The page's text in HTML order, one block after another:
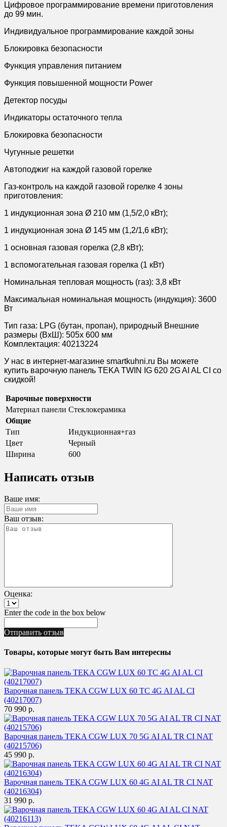
Цифровое программирование времени приготовления
до 99 мин.
Индивидуальное программирование каждой зоны
Блокировка безопасности
Функция управления питанием
Функция повышенной мощности Power
Детектор посуды
Индикаторы остаточного тепла
Блокировка безопасности
Чугунные решетки
Автоподжиг на каждой газовой горелке
Газ-контроль на каждой газовой горелке 4 зоны
приготовления:
1 индукционная зона Ø 210 мм (1,5/2,0 кВт);
1 индукционная зона Ø 145 мм (1,2/1,6 кВт);
1 основная газовая горелка (2,8 кВт);
1 вспомогательная газовая горелка (1 кВт)
Номинальная тепловая мощность (газ): 3,8 кВт
Максимальная номинальная мощность (индукция): 3600
Вт
Тип газа: LPG (бутан, пропан), природный Внешние
размеры (ВхШ): 505х 600 мм
Комплектация: 40213224
У нас в интернет-магазине smartkuhni.ru Вы можете
купить варочную панель TEKA TWIN IG 620 2G AI AL CI со
скидкой!
Варочные поверхности
Материал панели Стеклокерамика
Общие
Тип
Индукционная+газ
Цвет
Черный
Ширина
600
Написать отзыв
Ваше имя:
Ваш отзыв:
Оценка:
Enter the code in the box below
Отправить отзыв
Товары, которые могут быть Вам интересны
Варочная панель TEKA CGW LUX 60 TC 4G AI AL CI
(40217007)
70 990 р.
Варочная панель TEKA CGW LUX 70 5G AI AL TR CI NAT
(40215706)
45 990 р.
Варочная панель TEKA CGW LUX 60 4G AI AL TR CI NAT
(40216304)
31 990 р.